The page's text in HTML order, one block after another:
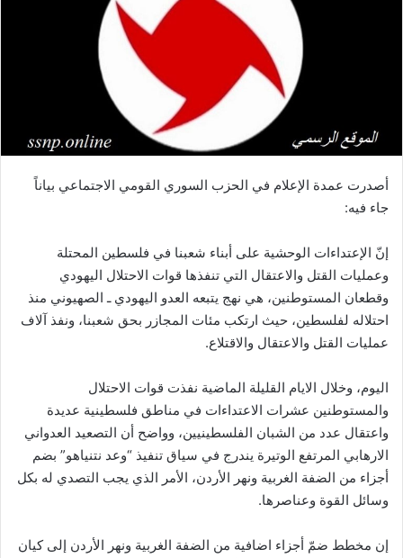
أصدرت عمدة الإعلام في الحزب السوري القومي الاجتماعي بياناً
جاء فيه:
إنّ الإعتداءات الوحشية على أبناء شعبنا في فلسطين المحتلة
وعمليات القتل والاعتقال التي تنفذها قوات الاحتلال اليهودي
وقطعان المستوطنين، هي نهج يتبعه العدو اليهودي ـ الصهيوني منذ
احتلاله لفلسطين، حيث ارتكب مئات المجازر بحق شعبنا، ونفذ آلاف
عمليات القتل والاعتقال والاقتلاع.
اليوم، وخلال الايام القليلة الماضية نفذت قوات الاحتلال
والمستوطنين عشرات الاعتداءات في مناطق فلسطينية عديدة
واعتقال عدد من الشبان الفلسطينيين، وواضح أن التصعيد العدواني
الارهابي المرتفع الوتيرة يندرج في سياق تنفيذ “وعد نتنياهو” بضم
أجزاء من الضفة الغربية ونهر الأردن، الأمر الذي يجب التصدي له بكل
وسائل القوة وعناصرها.
إن مخطط ضمّ أجزاء اضافية من الضفة الغربية ونهر الأردن إلى كيان